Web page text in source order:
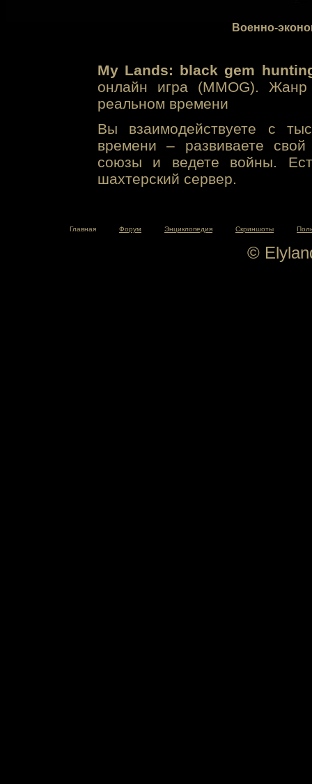
Военно-
My Lands: black gem
онлайн игра (MMOG). Жанр
реальном времени
Вы взаимодействуете с
времени – развиваете свой
союзы и ведете войны.
шахтерский сервер.
Главная Форум Энциклопедия Скриншоты
©